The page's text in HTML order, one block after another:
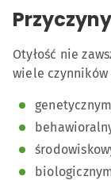
Otyłość nie
wiele